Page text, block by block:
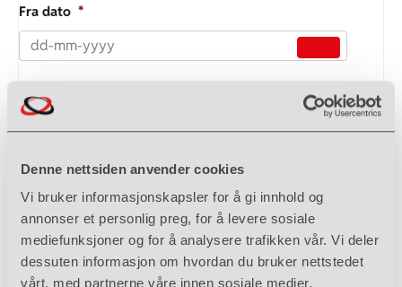
Denne nettsiden anvender cookies
Vi bruker informasjonskapsler for å gi innhold og
annonser et personlig preg, for å levere sosiale
mediefunksjoner og for å analysere trafikken vår. Vi deler
dessuten informasjon om hvordan du bruker nettstedet
vårt, med partnerne våre innen sosiale medier,
Fra dato *
Navn *
Sted og postnummer *